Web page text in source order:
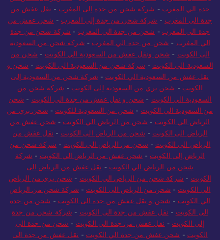
جدة الي المغرب - شركة شحن من جدة إلى المغرب - نقل عفش من
جدة الى المغرب - شركة شحن من جدة إلى المغرب - شحن عفش من
جدة الي المغرب - شحن من جدة الي المغرب - شركة شحن من جدة
الي المغرب - شحن من جدة الي المغرب - شركة شحن من السعودية
الى الكويت - شحن ونقل عفش من السعودية الي الكويت - شحن من
السعودية الى الكويت - شركة شحن من السعودية الي الكويت - شحن و
نقل عفش من السعودية الي الكويت - شركة شحن من السعودية إلى
الكويت - شحن بري من السعودية إلى الكويت - شركة شحن من
السعودية الي الكويت - شحن و نقل عفش من جدة الى الكويت - شحن
من السعودية الي الكويت - شحن من السعودية للكويت - شحن بري من
الرياض الي الكويت - شحن من الرياض الي الكويت - شحن عفش من
الرياض الى الكويت - شحن من الرياض الى الكويت - نقل عفش من
الرياض الى الكويت - شحن من الرياض الى الكويت - شركة شحن من
الرياض إلى الكويت - شحن عفش من الرياض الي الكويت - شركة
شحن من الرياض الي الكويت - نقل عفش من الرياض الى
الكويت - شركة شحن من الرياض الي الكويت - شحن بري من الرياض
الي الكويت - شحن من الرياض الى الكويت - شركة شحن من الرياض
الي الكويت - شحن و نقل عفش من جدة الى الكويت - شحن من جدة
الى الكويت - نقل عفش من جدة الى الكويت - شركة شحن من جدة
إلى الكويت - نقل عفش من جدة الى الكويت - شحن من جدة الى
الكويت - شحن عفش من جدة الي الكويت - نقل عفش من جدة الى